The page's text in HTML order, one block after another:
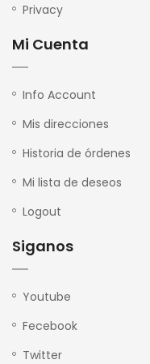
Privacy
Mi Cuenta
Info Account
Mis direcciones
Historia de órdenes
Mi lista de deseos
Logout
Siganos
Youtube
Fecebook
Twitter